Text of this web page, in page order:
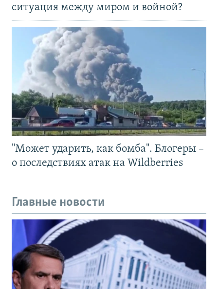
ситуация между миром и войной?
"Может ударить, как бомба". Блогеры –
о последствиях атак на Wildberries
Главные новости